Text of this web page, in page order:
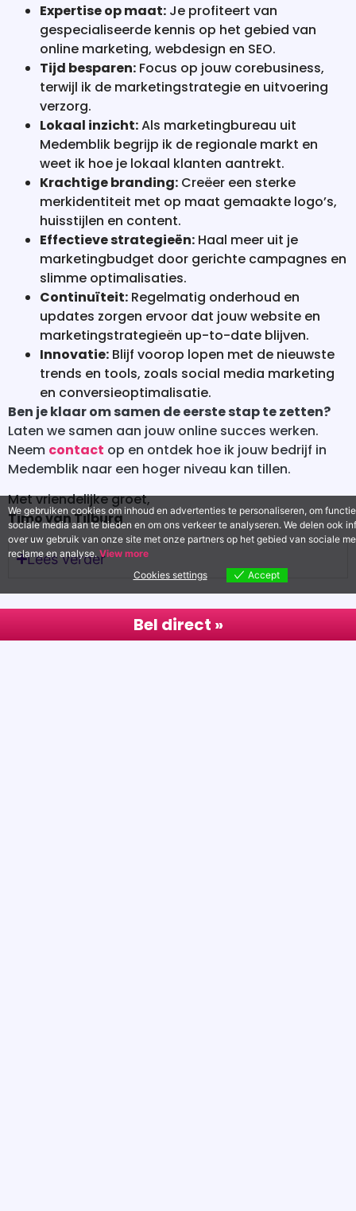
Expertise op maat: Je profiteert van
gespecialiseerde kennis op het gebied van
online marketing, webdesign en SEO.
Tijd besparen: Focus op jouw corebusiness,
terwijl ik de marketingstrategie en uitvoering
verzorg.
Lokaal inzicht:Als marketingbureau uit
Medemblik begrijp ik de regionale markt en
weet ik hoe je lokaal klanten aantrekt.
Krachtige branding: Creëer een sterke
merkidentiteit met op maat gemaakte logo’s,
huisstijlen en content.
Effectieve strategieën: Haal meer uit je
marketingbudget door gerichte campagnes en
slimme optimalisaties.
Continuïteit: Regelmatig onderhoud en
updates zorgen ervoor dat jouw website en
marketingstrategieën up-to-date blijven.
Innovatie: Blijf voorop lopen met de nieuwste
trends en tools, zoals social media marketing
en conversieoptimalisatie.
Ben je klaar om samen de eerste stap te zetten?
Laten we samen aan jouw online succes werken.
Neem contact op en ontdek hoe ik jouw bedrijf in
Medemblik naar een hoger niveau kan tillen.
Met vriendelijke groet,
Timo van Tilburg
Lees verder
Bel direct »
We gebruiken cookies om inhoud en advertenties te personaliseren, om
sociale media aan te bieden en om ons verkeer te analyseren. We delen ook
over uw gebruik van onze site met onze partners op het gebied van sociale
reclame en analyse.View more
Cookies settings
Accept